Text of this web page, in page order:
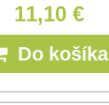
11,10 €
Do košíka